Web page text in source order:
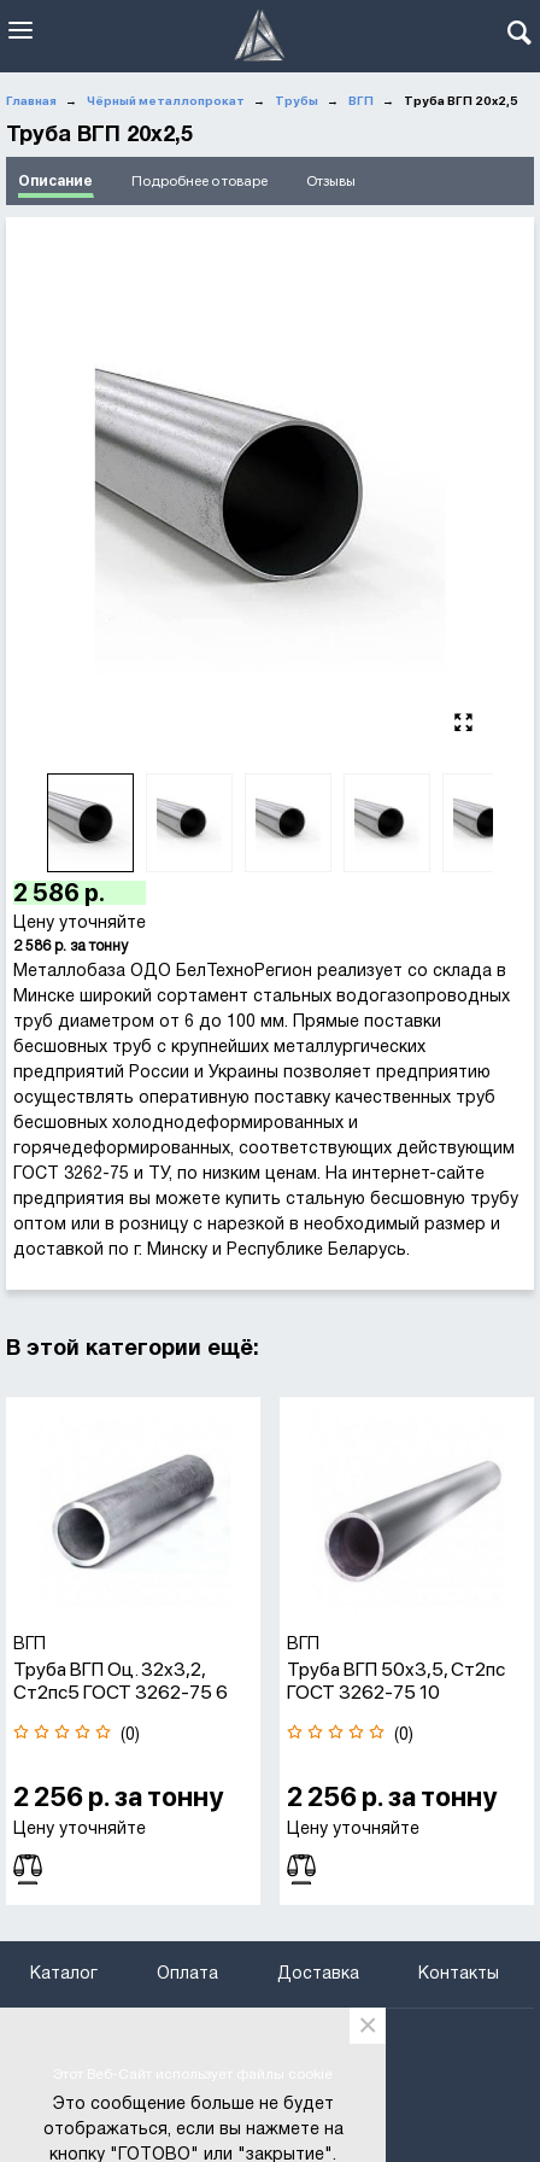
Главная → Чёрный металлопрокат → Трубы → ВГП → Труба ВГП 20x2,5
Труба ВГП 20x2,5
Описание Подробнее о товаре Отзывы
2 586 р.
Цену уточняйте
2 586 р. за тонну
Металлобаза ОДО БелТехноРегион реализует со склада в
Минске широкий сортамент стальных водогазопроводных
труб диаметром от 6 до 100 мм. Прямые поставки
бесшовных труб с крупнейших металлургических
предприятий России и Украины позволяет предприятию
осуществлять оперативную поставку качественных труб
бесшовных холоднодеформированных и
горячедеформированных, соответствующих действующим
ГОСТ 3262-75 и ТУ, по низким ценам. На интернет-сайте
предприятия вы можете купить стальную бесшовную трубу
оптом или в розницу с нарезкой в необходимый размер и
доставкой по г. Минску и Республике Беларусь.
В этой категории ещё:
ВГП
Труба ВГП Оц. 32x3,2,
Ст2пс5 ГОСТ 3262-75 6
(0)
2 256 р. за тонну
Цену уточняйте
ВГП
Труба ВГП 50x3,5, Ст2пс
ГОСТ 3262-75 10
(0)
2 256 р. за тонну
Цену уточняйте
Каталог Оплата Доставка Контакты
btregion@gmail.com
6669729@gmail.com
Это сообщение больше не будет
отображаться, если вы нажмете на
кнопку "ГОТОВО" или "закрытие".
×